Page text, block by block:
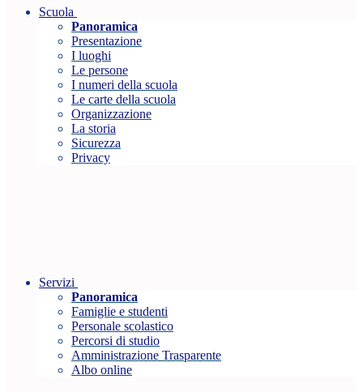
Scuola
Panoramica
Presentazione
I luoghi
Le persone
I numeri della scuola
Le carte della scuola
Organizzazione
La storia
Sicurezza
Privacy
Servizi
Panoramica
Famiglie e studenti
Personale scolastico
Percorsi di studio
Amministrazione Trasparente
Albo online